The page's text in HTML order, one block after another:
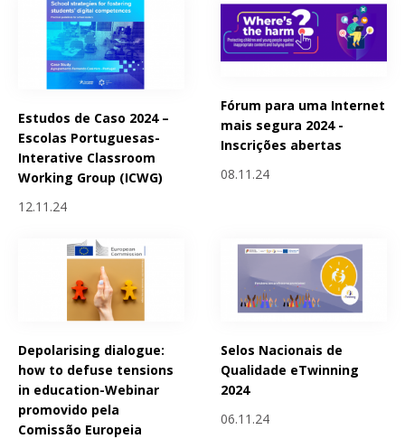
Estudos de Caso 2024 –
Escolas Portuguesas-
Interative Classroom
Working Group (ICWG)
12.11.24
Fórum para uma Internet
mais segura 2024 -
Inscrições abertas
08.11.24
Depolarising dialogue:
how to defuse tensions
in education-Webinar
promovido pela
Comissão Europeia
Selos Nacionais de
Qualidade eTwinning
2024
06.11.24